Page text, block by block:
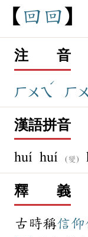
回 回
注 音
ㄏㄨㄟ
ˊ
ㄏ
漢語拼音
huí huí (變)
釋 義
古時稱信仰